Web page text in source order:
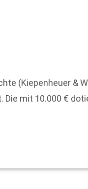
(Kiepenheuer &
mit 10.000 €